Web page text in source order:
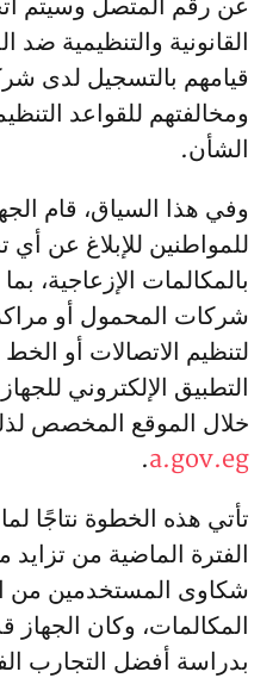
عن رقم المتصل وسيتم
القانونية والتنظيمية ضد
قيامهم بالتسجيل لدى
ومخالفتهم للقواعد
الشأن.
وفي هذا السياق، قام
للمواطنين للإبلاغ عن أي
بالمكالمات الإزعاجية،
شركات المحمول أو
خلال الموقع المخصص
a.gov.eg
.
تأتي هذه الخطوة نتاجًا
الفترة الماضية من
شكاوى المستخدمين من
المكالمات، وكان الجهاز
بدراسة أفضل التجارب